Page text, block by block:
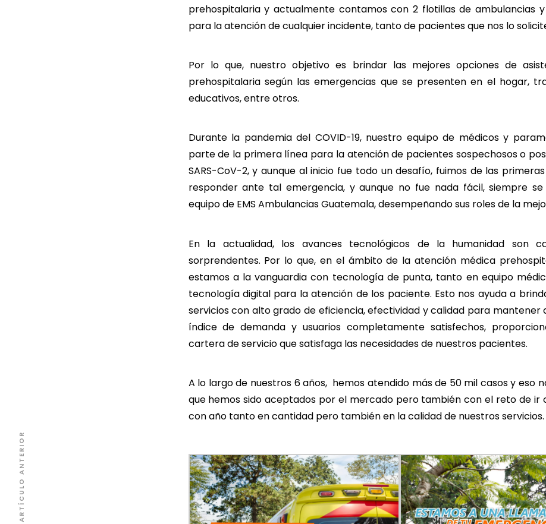
prehospitalaria y actualmente contamos con 2 flotillas de ambulancias
para la atención de cualquier incidente, tanto de pacientes que nos lo
Por lo que, nuestro objetivo es brindar las mejores opciones de
prehospitalaria según las emergencias que se presenten en el hogar,
educativos, entre otros.
Durante la pandemia del COVID-19, nuestro equipo de médicos y
parte de la primera línea para la atención de pacientes sospechosos o
SARS-CoV-2, y aunque al inicio fue todo un desafío, fuimos de las
responder ante tal emergencia, y aunque no fue nada fácil, siempre
equipo de EMS Ambulancias Guatemala, desempeñando sus roles de la
En la actualidad, los avances tecnológicos de la humanidad son
sorprendentes. Por lo que, en el ámbito de la atención médica
estamos a la vanguardia con tecnología de punta, tanto en equipo
tecnología digital para la atención de los paciente. Esto nos ayuda a
servicios con alto grado de eficiencia, efectividad y calidad para mantener
índice de demanda y usuarios completamente satisfechos,
cartera de servicio que satisfaga las necesidades de nuestros pacientes.
A lo largo de nuestros 6 años, hemos atendido más de 50 mil casos y eso
que hemos sido aceptados por el mercado pero también con el reto de ir
con año tanto en cantidad pero también en la calidad de nuestros servicios.
ARTÍCULO ANTERIOR